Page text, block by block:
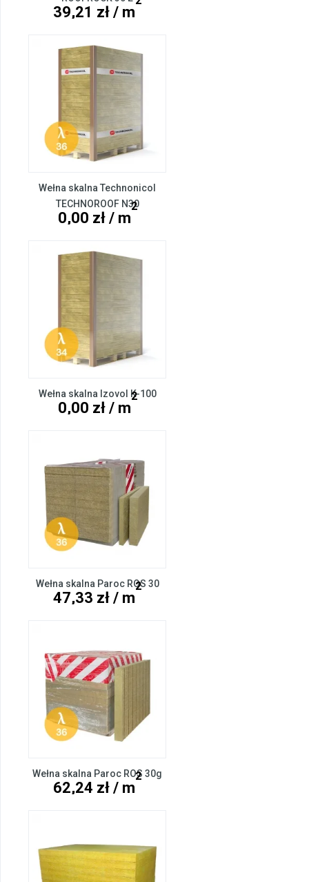
39,21 zł / m
Wełna skalna Technonicol
TECHNOROOF N30
0,00 zł / m
2
Wełna skalna Izovol K-100
0,00 zł / m
2
Wełna skalna Paroc ROS 30
47,33 zł / m
2
Wełna skalna Paroc ROS 30g
62,24 zł / m
2